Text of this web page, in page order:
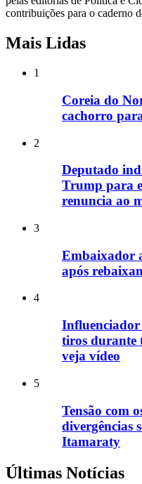
contribuições para o caderno
Mais Lidas
1
Coreia do
cachorro
2
Deputado
Trump para
renuncia ao
3
Embaixador
após
4
Influenciador
tiros durante
veja vídeo
5
Tensão com
divergências
Itamaraty
Últimas Notícias